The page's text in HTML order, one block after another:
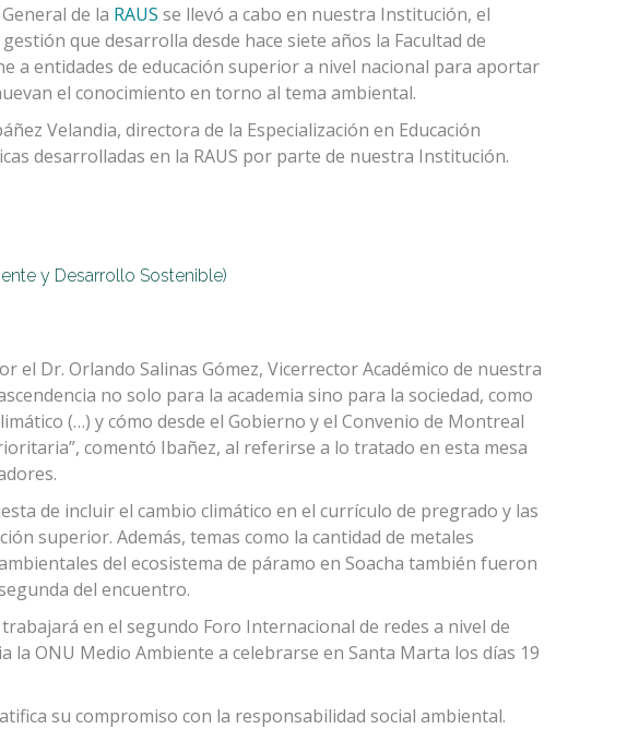
de la RAUS se llevó a cabo en nuestra Institución, el
que desarrolla desde hace siete años la Facultad de
a entidades de educación superior a nivel nacional para aportar
el conocimiento en torno al tema ambiental.
Velandia, directora de la Especialización en Educación
desarrolladas en la RAUS por parte de nuestra Institución.
y Desarrollo Sostenible)
el Dr. Orlando Salinas Gómez, Vicerrector Académico de nuestra
no solo para la academia sino para la sociedad, como
(…) y cómo desde el Gobierno y el Convenio de Montreal
comentó Ibañez, al referirse a lo tratado en esta mesa
de incluir el cambio climático en el currículo de pregrado y las
superior. Además, temas como la cantidad de metales
del ecosistema de páramo en Soacha también fueron
del encuentro.
en el segundo Foro Internacional de redes a nivel de
la ONU Medio Ambiente a celebrarse en Santa Marta los días 19
su compromiso con la responsabilidad social ambiental.